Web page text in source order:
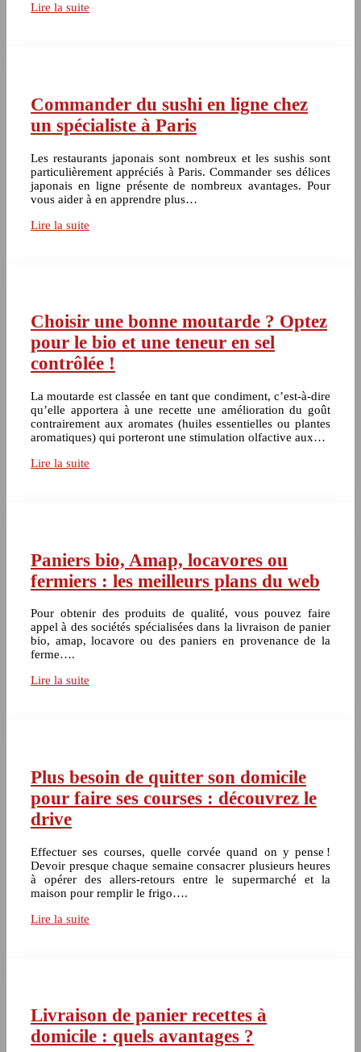
Lire la suite
Commander du sushi en ligne chez
un spécialiste à Paris
Les restaurants japonais sont nombreux et les sushis sont
particulièrement appréciés à Paris. Commander ses délices
japonais en ligne présente de nombreux avantages. Pour
vous aider à en apprendre plus…
Lire la suite
Choisir une bonne moutarde ? Optez
pour le bio et une teneur en sel
contrôlée !
La moutarde est classée en tant que condiment, c’est-à-dire
qu’elle apportera à une recette une amélioration du goût
contrairement aux aromates (huiles essentielles ou plantes
aromatiques) qui porteront une stimulation olfactive aux…
Lire la suite
Paniers bio, Amap, locavores ou
fermiers : les meilleurs plans du web
Pour obtenir des produits de qualité, vous pouvez faire
appel à des sociétés spécialisées dans la livraison de panier
bio, amap, locavore ou des paniers en provenance de la
ferme….
Lire la suite
Plus besoin de quitter son domicile
pour faire ses courses : découvrez le
drive
Effectuer ses courses, quelle corvée quand on y pense !
Devoir presque chaque semaine consacrer plusieurs heures
à opérer des allers-retours entre le supermarché et la
maison pour remplir le frigo….
Lire la suite
Livraison de panier recettes à
domicile : quels avantages ?